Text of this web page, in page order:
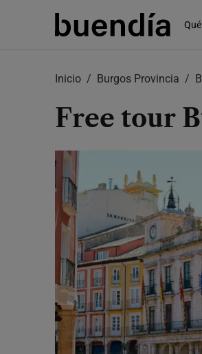
Inicio Burgos Provincia
Free tour